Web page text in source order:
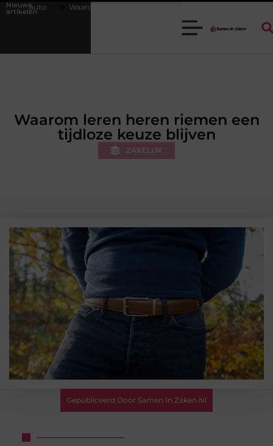
Nieuwe
artikelen
een goede stukadoorgroothandel het werk van de stukadoor
Waarom leren heren riemen een
tijdloze keuze blijven
ZAKELIJK
Gepubliceerd Door Samen In Zaken.nl